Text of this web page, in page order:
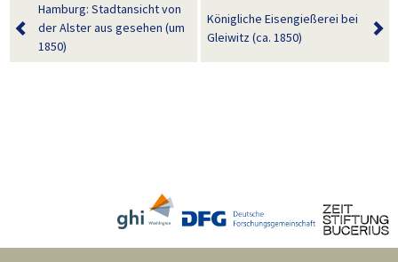
Hamburg: Stadtansicht von
der Alster aus gesehen (um
1850)
Königliche Eisengießerei bei
Gleiwitz (ca. 1850)